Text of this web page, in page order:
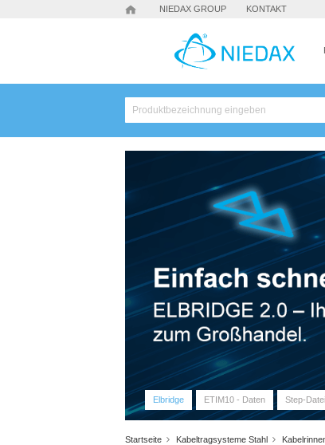
NIEDAX GROUP KONTAKT
Elbridge ETIM10 - Daten Step-
Startseite Kabeltragsysteme Stahl